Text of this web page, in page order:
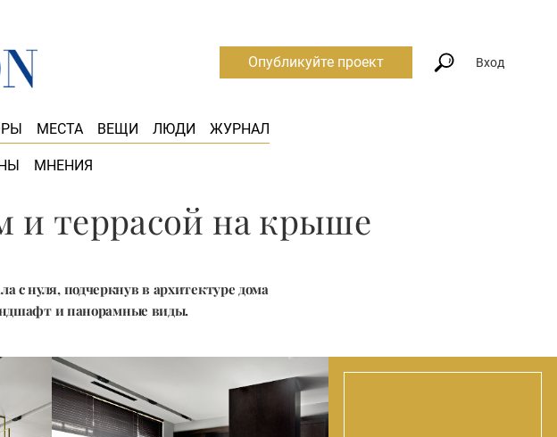
МЕСТА ВЕЩИ ЛЮДИ ЖУРНАЛ
МНЕНИЯ
Опубликуйте проект Вход
и террасой на крыше
с нуля, подчеркнув в архитектуре дома
и панорамные виды.